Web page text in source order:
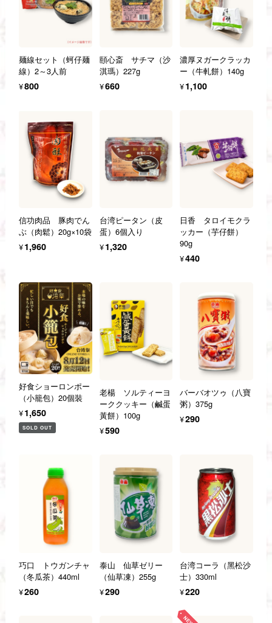
麺線セット（蚵仔麺
線）2～3人前
¥800
頤心斎 サチマ（沙
淇瑪）227g
¥660
濃厚ヌガークラッカ
ー（牛軋餅）140g
¥1,100
信功肉品 豚肉でん
ぶ（肉鬆）20g×10袋
¥1,960
台湾ピータン（皮
蛋）6個入り
¥1,320
日香 タロイモクラ
ッカー（芋仔餅）
90g
¥440
好食ショーロンポー
（小籠包）20個裝
¥1,650
SOLD OUT
老楊 ソルティーヨ
ーククッキー（鹹蛋
黃餅）100g
¥590
バーバオツゥ（八寶
粥）375g
¥290
巧口 トウガンチャ
（冬瓜茶）440ml
¥260
泰山 仙草ゼリー
（仙草凍）255g
¥290
台湾コーラ（黑松沙
士）330ml
¥220